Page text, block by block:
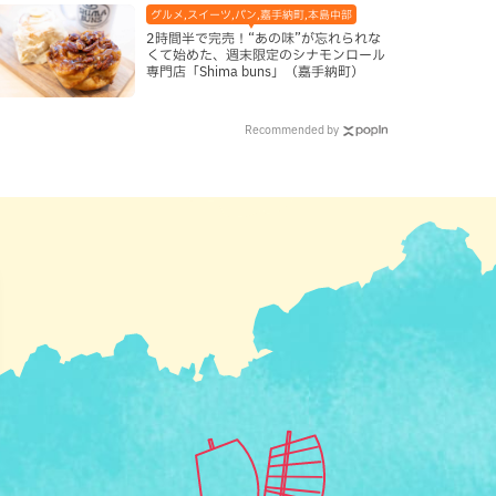
グルメ,スイーツ,パン,嘉手納町,本島中部
2時間半で完売！“あの味”が忘れられな
くて始めた、週末限定のシナモンロール
専門店「Shima buns」（嘉手納町）
Recommended by